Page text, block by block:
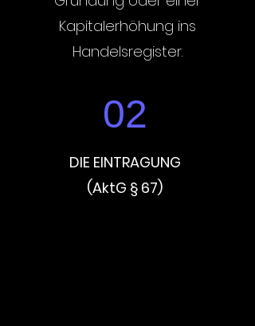
Kapitalerhöhung ins
Handelsregister.
02
DIE EINTRAGUNG
(AktG § 67)